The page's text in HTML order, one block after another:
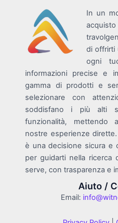
In un
di offrirti
ogni
informazioni precise e
gamma di prodotti e
selezionare con
soddisfano i più alti
funzionalità, mettendo
nostre esperienze
è una decisione sicura e
per guidarti nella ricerca
serve, con trasparenza e
Aiuto /
Email: